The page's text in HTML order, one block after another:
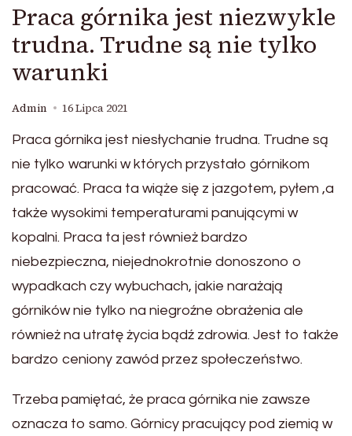
Praca górnika jest niezwykle
trudna. Trudne są nie tylko
warunki
Admin 16 Lipca 2021
Praca górnika jest niesłychanie trudna. Trudne są
nie tylko warunki w których przystało górnikom
pracować. Praca ta wiąże się z jazgotem, pyłem ,a
także wysokimi temperaturami panującymi w
kopalni. Praca ta jest również bardzo
niebezpieczna, niejednokrotnie donoszono o
wypadkach czy wybuchach, jakie narażają
górników nie tylko na niegroźne obrażenia ale
również na utratę życia bądź zdrowia. Jest to także
bardzo ceniony zawód przez społeczeństwo.
Trzeba pamiętać, że praca górnika nie zawsze
oznacza to samo. Górnicy pracujący pod ziemią w